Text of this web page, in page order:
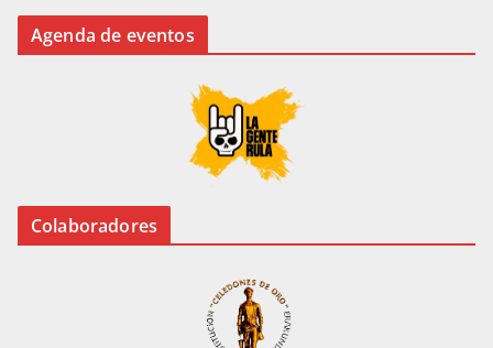
Agenda de eventos
Colaboradores